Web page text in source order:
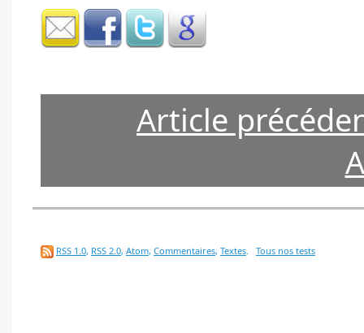
Article
RSS 1.0, RSS 2.0, Atom, Commentaires, Textes. Tous nos tests